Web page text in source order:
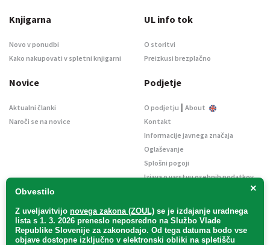
×
Obvestilo
Z uveljavitvijo novega zakona (ZOUL) se je izdajanje uradnega
lista s 1. 3. 2026 preneslo neposredno na Službo Vlade
Republike Slovenije za zakonodajo. Od tega datuma bodo vse
objave dostopne izključno v elektronski obliki na spletišču
Knjigarna
Novo v ponudbi
Kako nakupovati v spletni knjigarni
UL info tok
O storitvi
Preizkusi brezplačno
Novice
Aktualni članki
Naroči se na novice
Podjetje
O podjetju | About
Kontakt
Informacije javnega značaja
Oglaševanje
Splošni pogoji
Izjava o varstvu osebnih podatkov